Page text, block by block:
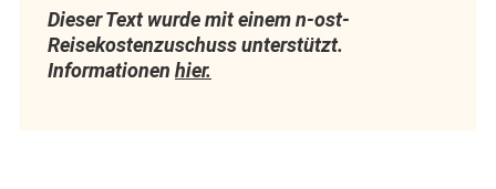
Dieser Text wurde mit einem n-ost-
Reisekostenzuschuss unterstützt.
Informationen hier.